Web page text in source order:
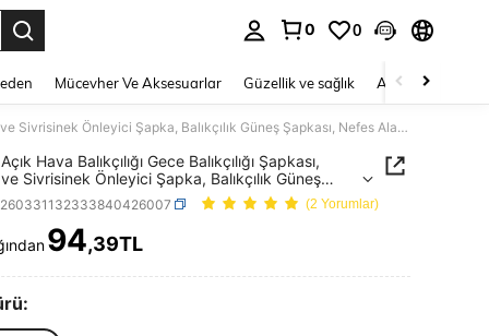
0 0
Mücevher Ve Aksesuarlar Güzellik ve sağlık Ayakkabı
1 adet Açık Hava Balıkçılığı Gece Balıkçılığı Şapkası, Böcek ve Sivrisinek Önleyici Şapka, Balıkçılık Güneş Şapkası, Nefes Alabilir Unisex Güneşlik Yüz Maskesi
Hava Balıkçılığı Gece Balıkçılığı Şapkası,
Sivrisinek Önleyici Şapka, Balıkçılık Güneş
Nefes Alabilir Unisex Güneşlik Yüz Maskesi(2 Yorumlar)
AND AVAILABILITY
94,39TL